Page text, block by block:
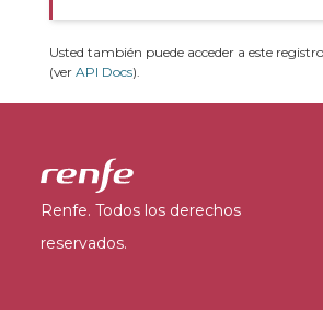
Usted también puede acceder a este
(ver API Docs).
Renfe. Todos los derechos
reservados.